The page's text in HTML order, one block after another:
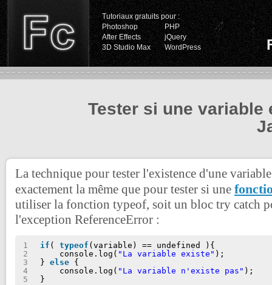
Tutoriaux gratuits pour :
Photoshop
PHP
After Effects
jQuery
3D Studio Max
WordPress
Tester si une variable
La technique pour tester l'existence d'une
exactement la même que pour tester si une
utiliser la fonction typeof, soit un bloc try catch
l'exception ReferenceError :
1
2
3
4
5
if ( typeof (variable) == undefined ){
console.log( "La variable existe" );
} else {
console.log( "La variable n'existe pas" );
}